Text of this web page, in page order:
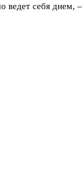
ведет себя днем, –